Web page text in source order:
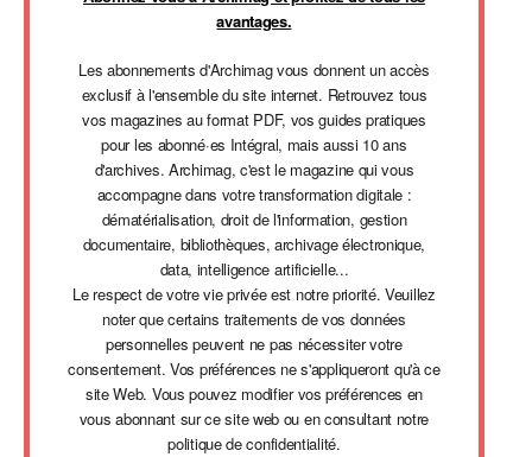
avantages.
Les abonnements d'Archimag vous donnent un accès
exclusif à l'ensemble du site internet. Retrouvez tous
vos magazines au format PDF, vos guides pratiques
pour les abonné·es Intégral, mais aussi 10 ans
d'archives. Archimag, c'est le magazine qui vous
accompagne dans votre transformation digitale :
dématérialisation, droit de l'information, gestion
documentaire, bibliothèques, archivage électronique,
data, intelligence artificielle...
Le respect de votre vie privée est notre priorité. Veuillez
noter que certains traitements de vos données
personnelles peuvent ne pas nécessiter votre
consentement. Vos préférences ne s'appliqueront qu'à ce
site Web. Vous pouvez modifier vos préférences en
vous abonnant sur ce site web ou en consultant notre
politique de confidentialité.